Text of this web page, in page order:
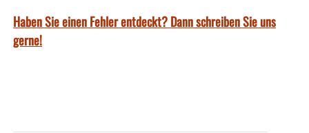
Haben Sie einen Fehler entdeckt? Dann schreiben Sie uns
gerne!